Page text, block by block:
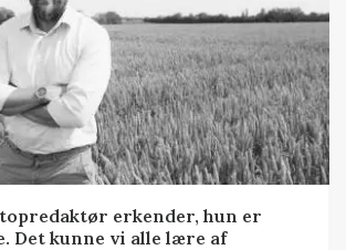
erkender, hun er
Det kunne vi alle lære af